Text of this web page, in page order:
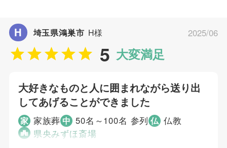
平川 雅彦
れました。 いたれりつくせりやってくれまし
た。お経を聴きながら、前の写真パネルを見て
故人との思い出を振り返られてよかったです。
①亡くなってすぐの連絡をした時にまごまごし
してあります。」と言われてとても安心したの
と心強かったです。むすびすさんにしてよかっ
た！と思いました。②追加の供物や食事、音源
をLINEでできたので手間がかからなく、返信
も早くて安心できました。
5 大変満足
H 埼玉県鴻巣市 H様 2025/06
大好きなものと人に囲まれながら送り出
してあげることができました
家 家族葬 中 50名～100名 参列仏 仏教
県央みずほ斎場